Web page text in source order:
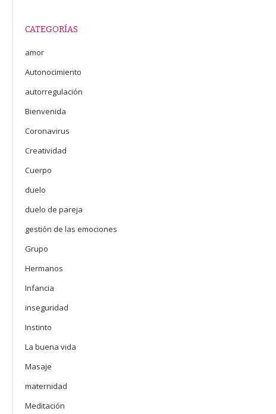
CATEGORÍAS
amor
Autonocimiento
autorregulación
Bienvenida
Coronavirus
Creatividad
Cuerpo
duelo
duelo de pareja
gestión de las emociones
Grupo
Hermanos
Infancia
inseguridad
Instinto
La buena vida
Masaje
maternidad
Meditación